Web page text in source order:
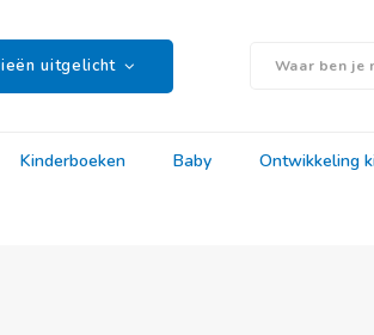
uitgelicht
Kinderboeken Baby Ontwikkeling